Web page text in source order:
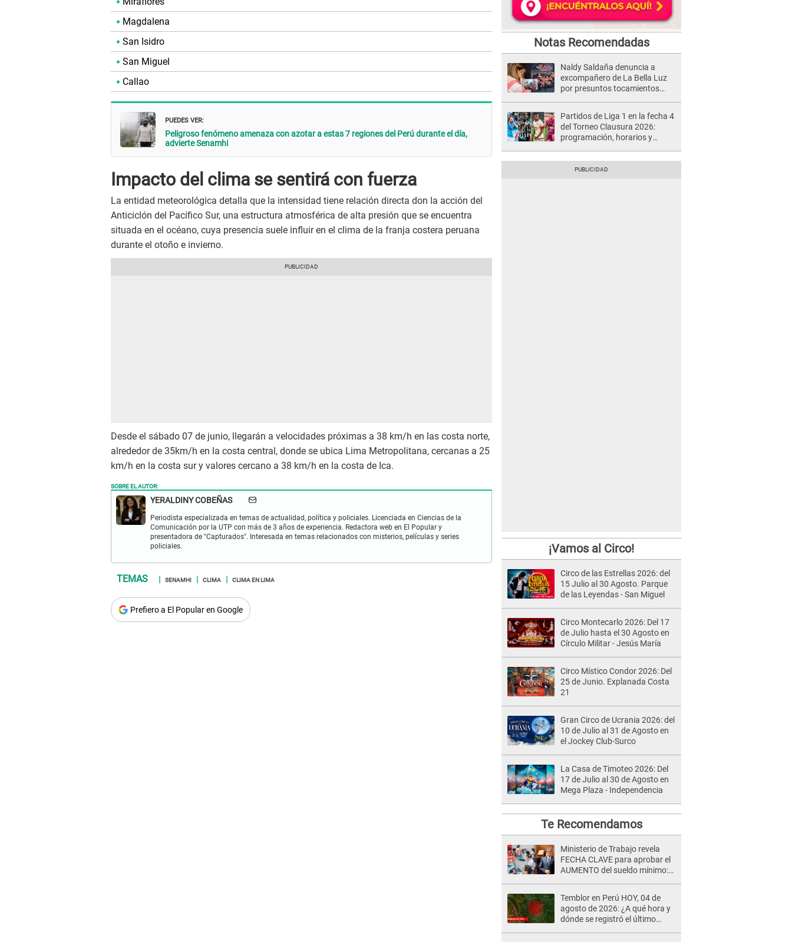
Magdalena
San Isidro
San Miguel
Callao
PUEDES VER:
Peligroso fenómeno amenaza con azotar a estas 7 regiones del Perú durante el día,
advierte Senamhi
Impacto del clima se sentirá con fuerza
La entidad meteorológica detalla que la intensidad tiene relación directa don la acción del
Anticiclón del Pacífico Sur, una estructura atmosférica de alta presión que se encuentra
situada en el océano, cuya presencia suele influir en el clima de la franja costera peruana
durante el otoño e invierno.
Desde el sábado 07 de junio, llegarán a velocidades próximas a 38 km/h en las costa norte,
alrededor de 35km/h en la costa central, donde se ubica Lima Metropolitana, cercanas a 25
km/h en la costa sur y valores cercano a 38 km/h en la costa de Ica.
SOBRE EL AUTOR:
YERALDINY COBEÑAS
Periodista especializada en temas de actualidad, política y policiales. Licenciada en Ciencias de la
Comunicación por la UTP con más de 3 años de experiencia. Redactora web en El Popular y
presentadora de "Capturados". Interesada en temas relacionados con misterios, películas y series
policiales.
SENAMHI CLIMA CLIMA EN LIMA
Prefiero a El Popular en Google
Notas Recomendadas
Naldy Saldaña denuncia a
excompañero de La Bella Luz
por presuntos tocamientos
Partidos de Liga 1 en la fecha 4
del Torneo Clausura 2026:
programación, horarios y
¡Vamos al Circo!
Circo de las Estrellas 2026: del
15 Julio al 30 Agosto. Parque
de las Leyendas - San Miguel
Circo Montecarlo 2026: Del 17
de Julio hasta el 30 Agosto en
Círculo Militar - Jesús María
Circo Místico Condor 2026: Del
25 de Junio. Explanada Costa
21
Gran Circo de Ucrania 2026: del
10 de Julio al 31 de Agosto en
el Jockey Club-Surco
La Casa de Timoteo 2026: Del
17 de Julio al 30 de Agosto en
Mega Plaza - Independencia
Te Recomendamos
Ministerio de Trabajo revela
FECHA CLAVE para aprobar el
AUMENTO del sueldo mínimo:
Temblor en Perú HOY, 04 de
agosto de 2026: ¿A qué hora y
dónde se registró el último